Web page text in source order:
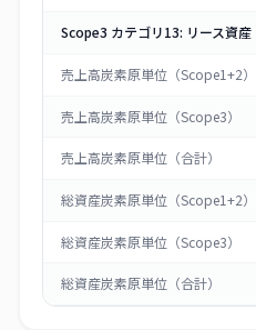
Scope3 カテゴリ13: リース資産
売上高炭素原単位（Scope1+2）
売上高炭素原単位（Scope3）
売上高炭素原単位（合計）
総資産炭素原単位（Scope1+2）
総資産炭素原単位（Scope3）
総資産炭素原単位（合計）